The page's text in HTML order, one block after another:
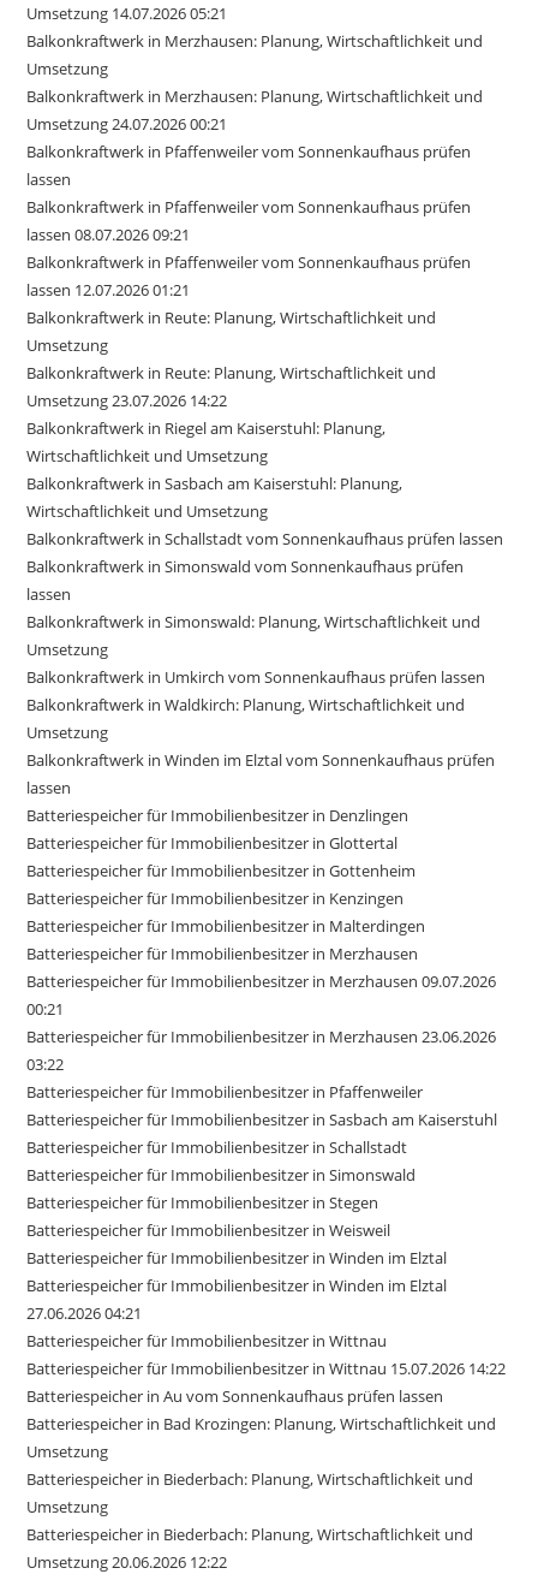
Umsetzung 14.07.2026 05:21
Balkonkraftwerk in Merzhausen: Planung, Wirtschaftlichkeit und
Umsetzung
Balkonkraftwerk in Merzhausen: Planung, Wirtschaftlichkeit und
Umsetzung 24.07.2026 00:21
Balkonkraftwerk in Pfaffenweiler vom Sonnenkaufhaus prüfen
lassen
Balkonkraftwerk in Pfaffenweiler vom Sonnenkaufhaus prüfen
lassen 08.07.2026 09:21
Balkonkraftwerk in Pfaffenweiler vom Sonnenkaufhaus prüfen
lassen 12.07.2026 01:21
Balkonkraftwerk in Reute: Planung, Wirtschaftlichkeit und
Umsetzung
Balkonkraftwerk in Reute: Planung, Wirtschaftlichkeit und
Umsetzung 23.07.2026 14:22
Balkonkraftwerk in Riegel am Kaiserstuhl: Planung,
Wirtschaftlichkeit und Umsetzung
Balkonkraftwerk in Sasbach am Kaiserstuhl: Planung,
Wirtschaftlichkeit und Umsetzung
Balkonkraftwerk in Schallstadt vom Sonnenkaufhaus prüfen lassen
Balkonkraftwerk in Simonswald vom Sonnenkaufhaus prüfen
lassen
Balkonkraftwerk in Simonswald: Planung, Wirtschaftlichkeit und
Umsetzung
Balkonkraftwerk in Umkirch vom Sonnenkaufhaus prüfen lassen
Balkonkraftwerk in Waldkirch: Planung, Wirtschaftlichkeit und
Umsetzung
Balkonkraftwerk in Winden im Elztal vom Sonnenkaufhaus prüfen
lassen
Batteriespeicher für Immobilienbesitzer in Denzlingen
Batteriespeicher für Immobilienbesitzer in Glottertal
Batteriespeicher für Immobilienbesitzer in Gottenheim
Batteriespeicher für Immobilienbesitzer in Kenzingen
Batteriespeicher für Immobilienbesitzer in Malterdingen
Batteriespeicher für Immobilienbesitzer in Merzhausen
Batteriespeicher für Immobilienbesitzer in Merzhausen 09.07.2026
00:21
Batteriespeicher für Immobilienbesitzer in Merzhausen 23.06.2026
03:22
Batteriespeicher für Immobilienbesitzer in Pfaffenweiler
Batteriespeicher für Immobilienbesitzer in Sasbach am Kaiserstuhl
Batteriespeicher für Immobilienbesitzer in Schallstadt
Batteriespeicher für Immobilienbesitzer in Simonswald
Batteriespeicher für Immobilienbesitzer in Stegen
Batteriespeicher für Immobilienbesitzer in Weisweil
Batteriespeicher für Immobilienbesitzer in Winden im Elztal
Batteriespeicher für Immobilienbesitzer in Winden im Elztal
27.06.2026 04:21
Batteriespeicher für Immobilienbesitzer in Wittnau
Batteriespeicher für Immobilienbesitzer in Wittnau 15.07.2026 14:22
Batteriespeicher in Au vom Sonnenkaufhaus prüfen lassen
Batteriespeicher in Bad Krozingen: Planung, Wirtschaftlichkeit und
Umsetzung
Batteriespeicher in Biederbach: Planung, Wirtschaftlichkeit und
Umsetzung
Batteriespeicher in Biederbach: Planung, Wirtschaftlichkeit und
Umsetzung 20.06.2026 12:22